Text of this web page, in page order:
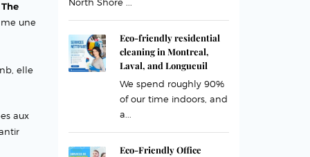
The
une
elle
aux
Eco-friendly residential
cleaning in Montreal,
Laval, and Longueuil
We spend roughly 90%
of our time indoors, and
a...
Eco-Friendly Office